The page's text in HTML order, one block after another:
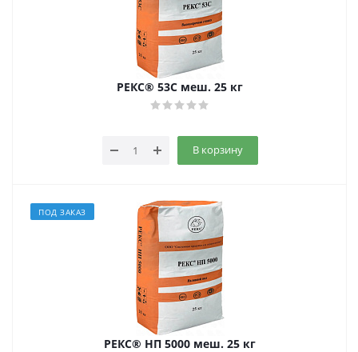
РЕКС® 53С меш. 25 кг
В корзину
ПОД ЗАКАЗ
РЕКС® НП 5000 меш. 25 кг